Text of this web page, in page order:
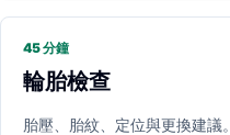
45 分鐘
輪胎檢查
胎壓、胎紋、定位與更換建議。